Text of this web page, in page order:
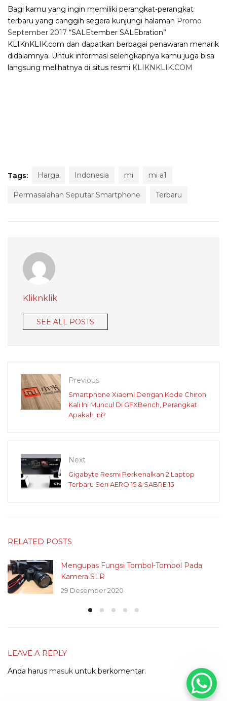
Bagi kamu yang ingin memiliki perangkat-perangkat
terbaru yang canggih segera kunjungi halaman Promo
September 2017 “SALEtember SALEbration”
KLIKnKLIK.com dan dapatkan berbagai penawaran menarik
didalamnya. Untuk informasi selengkapnya kamu juga bisa
langsung melihatnya di situs resmi KLIKNKLIK.COM
Tags: Harga Indonesia mi mi a1
Permasalahan Seputar Smartphone Terbaru
Kliknklik
SEE ALL POSTS
Previous
Smartphone Xiaomi Dengan Kode Chiron
Kali Ini Muncul Di GFXBench, Perangkat
Apakah Ini?
Next
Gigabyte Resmi Perkenalkan 2 Laptop
Terbaru Seri AERO 15 & SABRE 15
RELATED POSTS
Mengupas Fungsi Tombol-Tombol Pada
Kamera SLR
29 Desember 2020
LEAVE A REPLY
Anda harus masuk untuk berkomentar.